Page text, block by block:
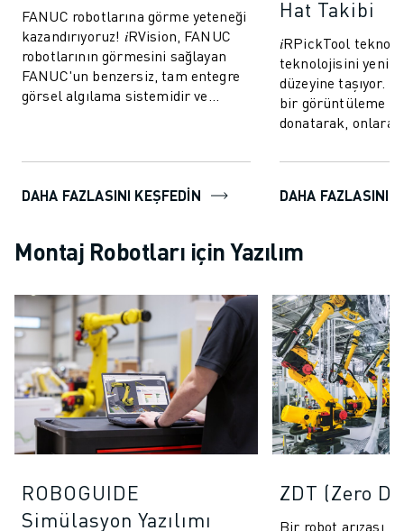
FANUC robotlarına görme yeteneği
kazandırıyoruz! 𝑖RVision, FANUC
robotlarının görmesini sağlayan
FANUC'un benzersiz, tam entegre
görsel algılama sistemidir ve
DAHA FAZLASINI KEŞFEDİN
Hat Takibi
𝑖RPickTool
teknolojisini yeni
düzeyine taşıyor.
bir görüntüleme
donatarak, onlara
sağlar. B...
DAHA FAZLASINI
Montaj Robotları için Yazılım
ROBOGUIDE
Simülasyon Yazılımı
ZDT (Zero
Bir robot arızası,